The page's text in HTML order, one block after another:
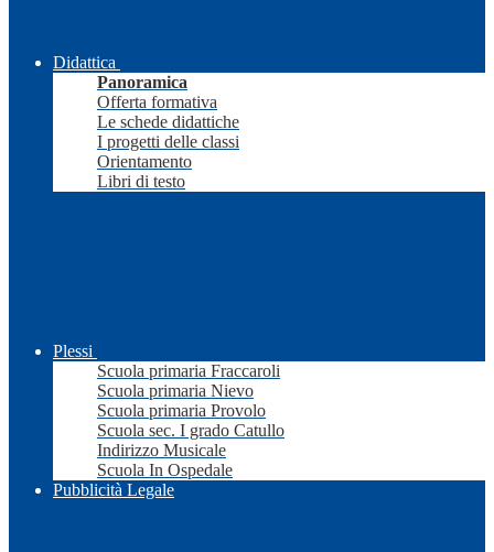
Didattica
Panoramica
Offerta formativa
Le schede didattiche
I progetti delle classi
Orientamento
Libri di testo
Plessi
Scuola primaria Fraccaroli
Scuola primaria Nievo
Scuola primaria Provolo
Scuola sec. I grado Catullo
Indirizzo Musicale
Scuola In Ospedale
Pubblicità Legale